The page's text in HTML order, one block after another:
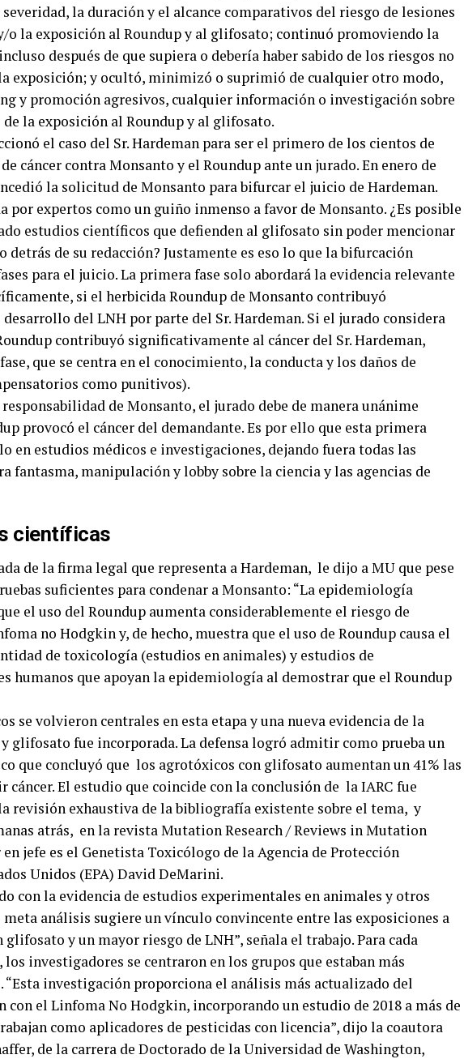
severidad, la duración y el alcance comparativos del riesgo de lesiones
o la exposición al Roundup y al glifosato; continuó promoviendo la
después de que supiera o debería haber sabido de los riesgos no
exposición; y ocultó, minimizó o suprimió de cualquier otro modo,
y promoción agresivos, cualquier información o investigación sobre
la exposición al Roundup y al glifosato.
el caso del Sr. Hardeman para ser el primero de los cientos de
cáncer contra Monsanto y el Roundup ante un jurado. En enero de
la solicitud de Monsanto para bifurcar el juicio de Hardeman.
por expertos como un guiño inmenso a favor de Monsanto. ¿Es posible
estudios científicos que defienden al glifosato sin poder mencionar
detrás de su redacción? Justamente es eso lo que la bifurcación
para el juicio. La primera fase solo abordará la evidencia relevante
si el herbicida Roundup de Monsanto contribuyó
del LNH por parte del Sr. Hardeman. Si el jurado considera
contribuyó significativamente al cáncer del Sr. Hardeman,
que se centra en el conocimiento, la conducta y los daños de
como punitivos).
de Monsanto, el jurado debe de manera unánime
provocó el cáncer del demandante. Es por ello que esta primera
en estudios médicos e investigaciones, dejando fuera todas las
fantasma, manipulación y lobby sobre la ciencia y las agencias de
científicas
de la firma legal que representa a Hardeman, le dijo a MU que pese
suficientes para condenar a Monsanto: “La epidemiología
el uso del Roundup aumenta considerablemente el riesgo de
no Hodgkin y, de hecho, muestra que el uso de Roundup causa el
de toxicología (estudios en animales) y estudios de
humanos que apoyan la epidemiología al demostrar que el Roundup
se volvieron centrales en esta etapa y una nueva evidencia de la
glifosato fue incorporada. La defensa logró admitir como prueba un
que concluyó que los agrotóxicos con glifosato aumentan un 41% las
cáncer. El estudio que coincide con la conclusión de la IARC fue
revisión exhaustiva de la bibliografía existente sobre el tema, y
atrás, en la revista Mutation Research / Reviews in Mutation
jefe es el Genetista Toxicólogo de la Agencia de Protección
Unidos (EPA) David DeMarini.
con la evidencia de estudios experimentales en animales y otros
análisis sugiere un vínculo convincente entre las exposiciones a
glifosato y un mayor riesgo de LNH”, señala el trabajo. Para cada
los investigadores se centraron en los grupos que estaban más
“Esta investigación proporciona el análisis más actualizado del
con el Linfoma No Hodgkin, incorporando un estudio de 2018 a más de
como aplicadores de pesticidas con licencia”, dijo la coautora
de la carrera de Doctorado de la Universidad de Washington,